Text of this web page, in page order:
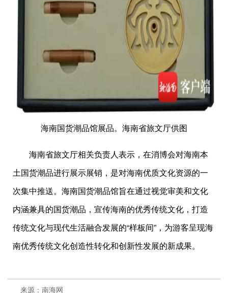
海南国货潮品馆展品。海南省旅文厅供图
海南省旅文厅相关负责人表示，在消博会对海南本
土国货潮品进行展示展销，是对海南优质文化资源的一
次集中推送。海南国货潮品馆旨在通过视觉审美和文化
内涵兼具的国货潮品，宣传海南的优秀传统文化，打造
传统文化与现代生活融合发展的“样板间”，为游客呈现海
南优秀传统文化创造性转化和创新性发展的新成果。
来源：南海网